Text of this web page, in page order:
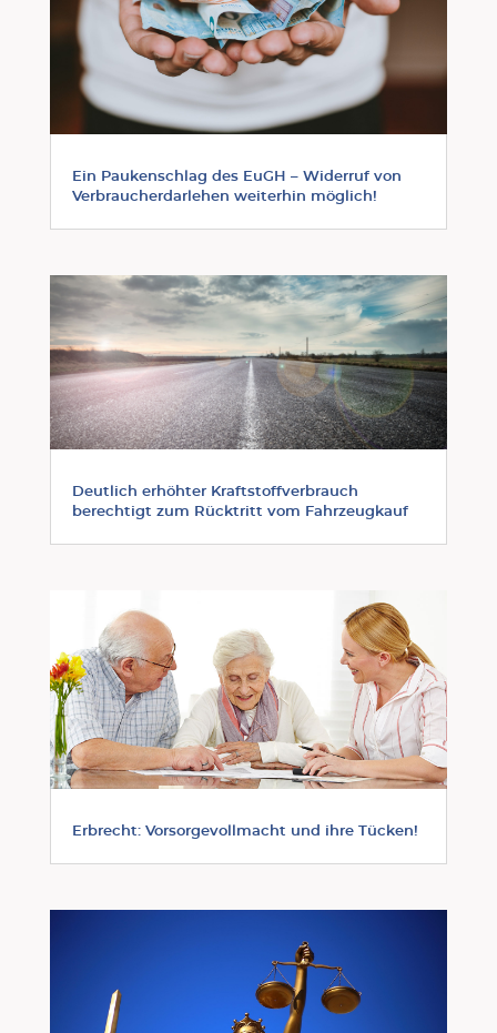
Ein Paukenschlag des EuGH – Widerruf von
Verbraucherdarlehen weiterhin möglich!
Deutlich erhöhter Kraftstoffverbrauch
berechtigt zum Rücktritt vom Fahrzeugkauf
Erbrecht: Vorsorgevollmacht und ihre Tücken!